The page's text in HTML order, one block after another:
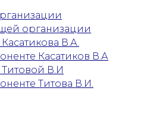
организации
В.А.
Касатиков В.А
В.И
Титова В.И.